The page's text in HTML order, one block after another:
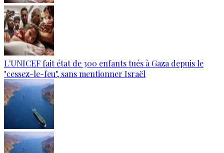
L'UNICEF fait état de 300 enfants tués à Gaza depuis le
"cessez-le-feu", sans mentionner Israël